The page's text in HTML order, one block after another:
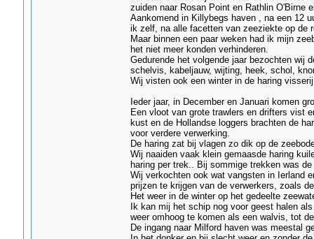
zuiden naar Rosan Point en Rathlin O'Birne
Aankomend in Killybegs haven , na een 12
ik zelf, na alle facetten van zeeziekte op de
Maar binnen een paar weken had ik mijn
het niet meer konden verhinderen.
Gedurende het volgende jaar bezochten wij
schelvis, kabeljauw, wijting, heek, schol,
Wij visten ook een winter in de haring
Ieder jaar, in December en Januari komen
Een vloot van grote trawlers en drifters vist
kust en de Hollandse loggers brachten de
voor verdere verwerking.
De haring zat bij vlagen zo dik op de
Wij naaiden vaak klein gemaasde haring
haring per trek.. Bij sommige trekken was
Wij verkochten ook wat vangsten in Ierland
prijzen te krijgen van de verwerkers, zoals
Het weer in de winter op het gedeelte
Ik kan mij het schip nog voor geest halen
weer omhoog te komen als een walvis, tot
De ingang naar Milford haven was meestal